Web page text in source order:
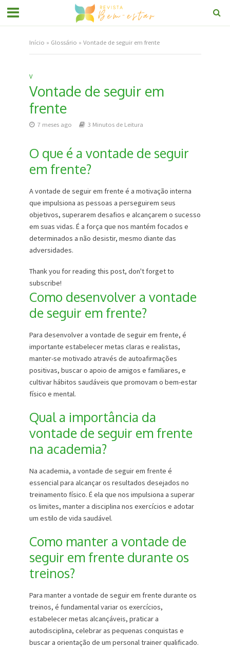
Início » Glossário » Vontade de seguir em frente
V
Vontade de seguir em
frente
7 meses ago 3 Minutos de Leitura
O que é a vontade de seguir
em frente?
A vontade de seguir em frente é a motivação interna
que impulsiona as pessoas a perseguirem seus
objetivos, superarem desafios e alcançarem o sucesso
em suas vidas. É a força que nos mantém focados e
determinados a não desistir, mesmo diante das
adversidades.
Thank you for reading this post, don't forget to
subscribe!
Como desenvolver a vontade
de seguir em frente?
Para desenvolver a vontade de seguir em frente, é
importante estabelecer metas claras e realistas,
manter-se motivado através de autoafirmações
positivas, buscar o apoio de amigos e familiares, e
cultivar hábitos saudáveis que promovam o bem-estar
físico e mental.
Qual a importância da
vontade de seguir em frente
na academia?
Na academia, a vontade de seguir em frente é
essencial para alcançar os resultados desejados no
treinamento físico. É ela que nos impulsiona a superar
os limites, manter a disciplina nos exercícios e adotar
um estilo de vida saudável.
Como manter a vontade de
seguir em frente durante os
treinos?
Para manter a vontade de seguir em frente durante os
treinos, é fundamental variar os exercícios,
estabelecer metas alcançáveis, praticar a
autodisciplina, celebrar as pequenas conquistas e
buscar a orientação de um personal trainer qualificado.